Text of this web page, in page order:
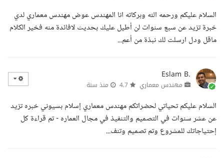
السلام عليكم ورحمه الله وبركاته انا المهندس عوض مهندس معماري لدي
خبرة تزيد عن سبع سنوات لن أطيل عليك بحديث لافائدة منه فخير الكلام
ماقل ودل ارسلت لك نبذة من أعم...
Eslam B.
مهندس معماري منذ سنة
السلام عليكم تحياتي لحضراتكم مهندس معماري إسلام بسيوني خبره تزيد
عن عشر سنوات في التصميم والتنفيذ في مجال العماره - تم قراءة كل
إحتياجاتك للمشروع وتم تصميم وتنف...